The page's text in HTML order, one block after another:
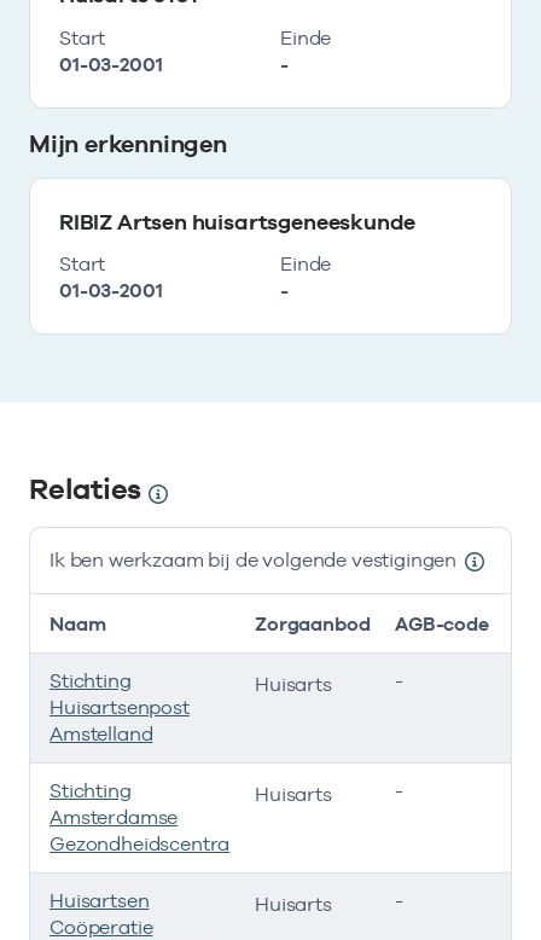
Start
01-03-2001
Einde
-
Mijn erkenningen
RIBIZ Artsen huisartsgeneeskunde
Start
01-03-2001
Einde
-
Relaties
Ik ben werkzaam bij de volgende vestigingen
Naam Zorgaanbod AGB-code
Stichting
Huisartsenpost
Amstelland
Huisarts -
Stichting
Amsterdamse
Gezondheidscentra
Huisarts -
Huisartsen
Coöperatie
Huisarts -